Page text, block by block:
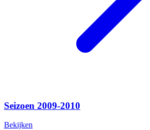
Seizoen 2009-2010
Bekijken